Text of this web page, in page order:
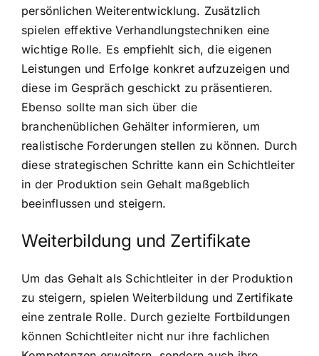
persönlichen Weiterentwicklung. Zusätzlich
spielen effektive Verhandlungstechniken eine
wichtige Rolle. Es empfiehlt sich, die eigenen
Leistungen und Erfolge konkret aufzuzeigen und
diese im Gespräch geschickt zu präsentieren.
Ebenso sollte man sich über die
branchenüblichen Gehälter informieren, um
realistische Forderungen stellen zu können. Durch
diese strategischen Schritte kann ein Schichtleiter
in der Produktion sein Gehalt maßgeblich
beeinflussen und steigern.
Weiterbildung und Zertifikate
Um das Gehalt als Schichtleiter in der Produktion
zu steigern, spielen Weiterbildung und Zertifikate
eine zentrale Rolle. Durch gezielte Fortbildungen
können Schichtleiter nicht nur ihre fachlichen